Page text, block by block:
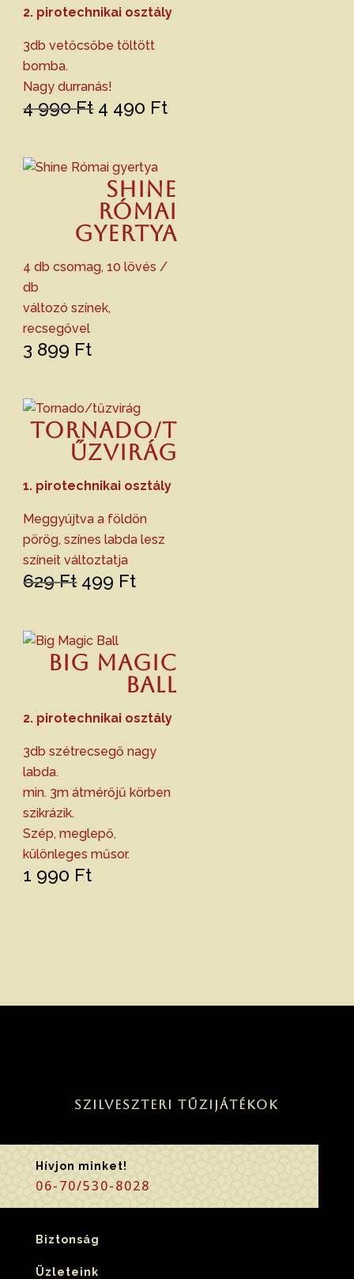
2. pirotechnikai osztály
3db vetőcsőbe töltött
bomba.
Nagy durranás!
4 990Ft Original
4
990 Ft.
4 490 Ft
490 Ft.
Shine
Római
gyertya
4 db csomag, 10 lövés /
db
változó színek,
recsegővel
3 899 Ft
Tornado/t
űzvirág
1. pirotechnikai osztály
Meggyújtva a földön
pörög, színes labda lesz
színeit változtatja
629Ft Original
629 Ft.
499 Ft
Big Magic
Ball
2. pirotechnikai osztály
3db szétrecsegő nagy
labda.
min. 3m átmérőjű körben
szikrázik.
Szép, meglepő,
különleges műsor.
1 990 Ft
Szilveszteri tűzijátékok
Hívjon minket!
06-70/530-8028
Biztonság
Üzleteink